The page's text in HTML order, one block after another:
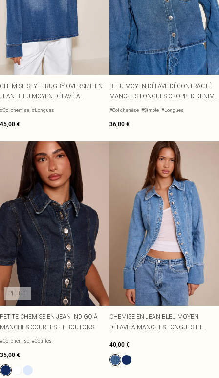
CHEMISE STYLE RUGBY OVERSIZE EN
JEAN BLEU MOYEN DÉLAVÉ À
MANCHES LONGUES
#Col chemise #Longues
45,00 €
BLEU MOYEN DÉLAVÉ DÉCONTRACTÉ
MANCHES LONGUES CROPPED DENIM
CHEMISE
#Col chemise #Simple #Longues
36,00 €
PETITE
PETITE CHEMISE EN JEAN INDIGO À
MANCHES COURTES ET BOUTONS
#Col chemise #Courtes
35,00 €
CHEMISE EN JEAN BLEU MOYEN
DÉLAVÉ À MANCHES LONGUES ET
40,00 €